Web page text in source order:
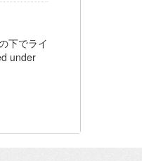
下でライ
under